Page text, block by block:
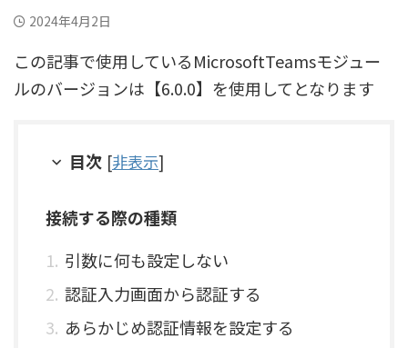
2024年4月2日
この記事で使用しているMicrosoftTeamsモジュー
ルのバージョンは【6.0.0】を使用してとなります
目次 [非表示]
接続する際の種類
引数に何も設定しない
認証入力画面から認証する
あらかじめ認証情報を設定する